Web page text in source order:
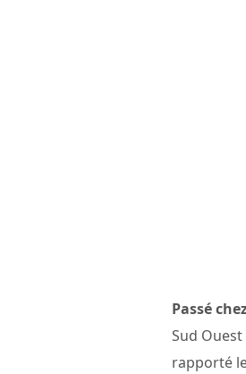
Passé
Sud
rapporté